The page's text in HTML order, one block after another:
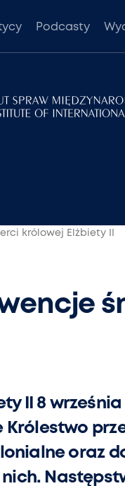
Podcasty
królowej Elżbiety II
II 8
Królestwo
oraz
nich.